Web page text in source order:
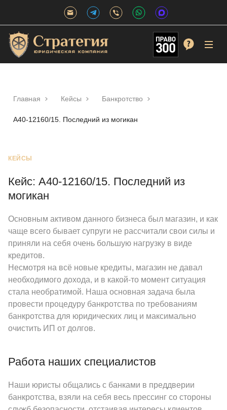
Главная Кейсы Банкротство
А40-12160/15. Последний из могикан
КЕЙСЫ
Кейс: А40-12160/15. Последний из
могикан
Основным активом данного бизнеса был магазин, и как
чаще всего бывает супруги не рассчитали свои силы и
приняли на себя очень большую нагрузку в виде
кредитов.
Несмотря на всё новые кредиты, магазин не давал
необходимого дохода, и в какой-то момент ситуация
стала необратимой. Наша основная задача была
провести процедуру банкротства по требованиям
банкротства для юридических лиц и максимально
очистить ИП от долгов.
Работа наших специалистов
Наши юристы общались с банками в преддверии
банкротства, взяли на себя весь прессинг со стороны